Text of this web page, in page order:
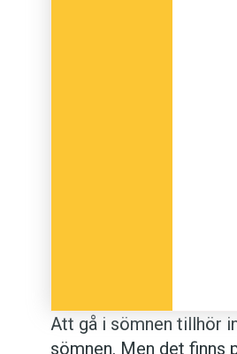
Att gå i sömnen tillhör
sömnen. Men det finns